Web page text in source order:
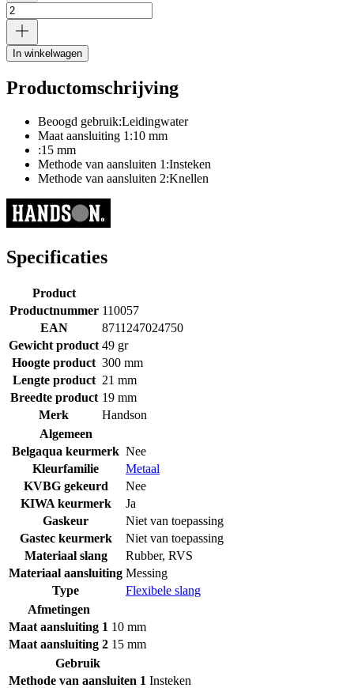
In winkelwagen
Productomschrijving
Beoogd gebruik:Leidingwater
Maat aansluiting 1:10 mm
:15 mm
Methode van aansluiten 1:Insteken
Methode van aansluiten 2:Knellen
Specificaties
Product
Productnummer 110057
EAN
8711247024750
Gewicht product 49 gr
Hoogte product 300 mm
Lengte product 21 mm
Breedte product 19 mm
Merk
Handson
Algemeen
Belgaqua keurmerk Nee
Kleurfamilie
Metaal
KVBG gekeurd
Nee
KIWA keurmerk
Ja
Gaskeur
Niet van toepassing
Gastec keurmerk
Niet van toepassing
Materiaal slang
Rubber, RVS
Materiaal aansluiting Messing
Type
Flexibele slang
Afmetingen
Maat aansluiting 1 10 mm
Maat aansluiting 2 15 mm
Gebruik
Methode van aansluiten 1 Insteken